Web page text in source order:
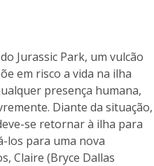
Jurassic Park, um vulcão
em risco a vida na ilha
presença humana,
Diante da situação,
se retornar à ilha para
los para uma nova
Claire (Bryce Dallas